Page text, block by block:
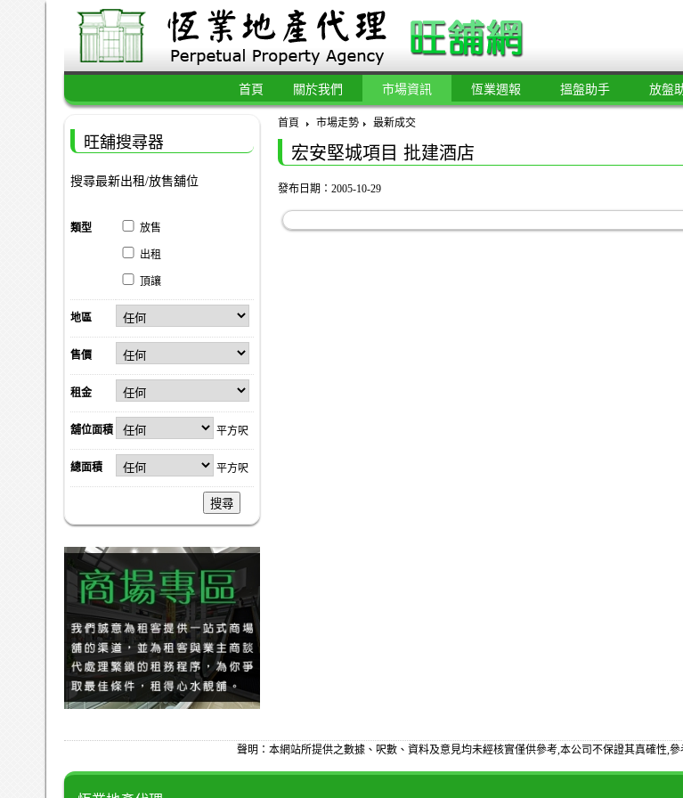
首頁 關於我們 市場資訊 恆業週報 搵盤助手 放盤
首頁 市場走勢 最新成交
宏安堅城項目 批建酒店
發布日期：2005-10-29
旺舖搜尋器
搜尋最新出租/放售舖位
類型 放售
出租
頂讓
地區
售價
租金
舖位面積 平方呎
總面積 平方呎
搜尋
聲明：本網站所提供之數據、呎數、資料及意見均未經核實僅供參考,本公司不保證其真確性,